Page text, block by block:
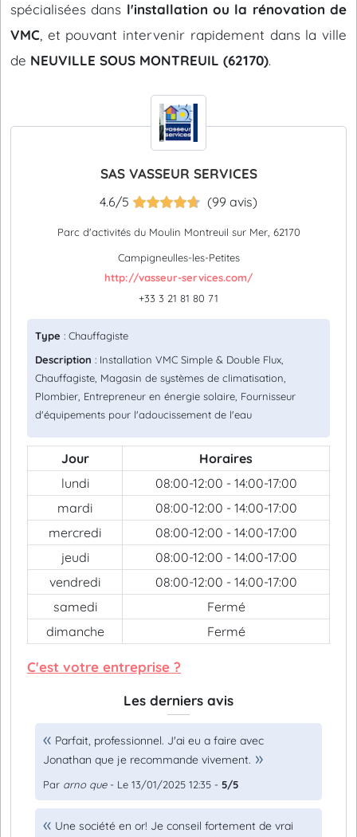
spécialisées dans l'installation ou la rénovation de
VMC , et pouvant intervenir rapidement dans la ville
de NEUVILLE SOUS MONTREUIL (62170).
SAS VASSEUR SERVICES
4.6/5 (99 avis)
Parc d'activités du Moulin Montreuil sur Mer, 62170
Campigneulles-les-Petites
http://vasseur-services.com/
+33 3 21 81 80 71
Type : Chauffagiste
Description : Installation VMC Simple & Double Flux,
Chauffagiste, Magasin de systèmes de climatisation,
Plombier, Entrepreneur en énergie solaire, Fournisseur
d'équipements pour l'adoucissement de l'eau
Jour
Horaires
lundi
08:00-12:00 - 14:00-17:00
mardi
08:00-12:00 - 14:00-17:00
mercredi
08:00-12:00 - 14:00-17:00
jeudi
08:00-12:00 - 14:00-17:00
vendredi
08:00-12:00 - 14:00-17:00
samedi
Fermé
dimanche
Fermé
C'est votre entreprise ?
Les derniers avis
Parfait, professionnel. J'ai eu a faire avec
Jonathan que je recommande vivement.
Par arno que- Le 13/01/2025 12:35 - 5/5
Une société en or! Je conseil fortement de vrai